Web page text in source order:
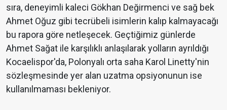
sıra, deneyimli kaleci Gökhan Değirmenci ve sağ bek
Ahmet Oğuz gibi tecrübeli isimlerin kalıp kalmayacağı
bu rapora göre netleşecek. Geçtiğimiz günlerde
Ahmet Sağat ile karşılıklı anlaşılarak yolların ayrıldığı
Kocaelispor'da, Polonyalı orta saha Karol Linetty'nin
sözleşmesinde yer alan uzatma opsiyonunun ise
kullanılmaması bekleniyor.